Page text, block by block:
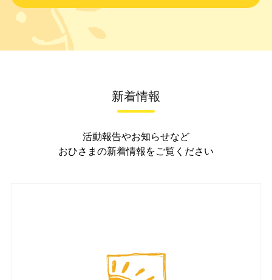
新着情報
活動報告やお知らせなど
おひさまの新着情報をご覧ください